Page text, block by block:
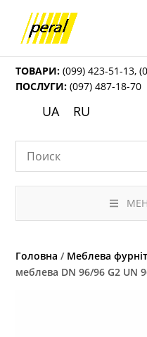
ТОВАРИ: (099) 423-51-13,
ПОСЛУГИ: (097) 487-18-70
UA RU
Головна / Меблева
меблева DN 96/96 G2 UN